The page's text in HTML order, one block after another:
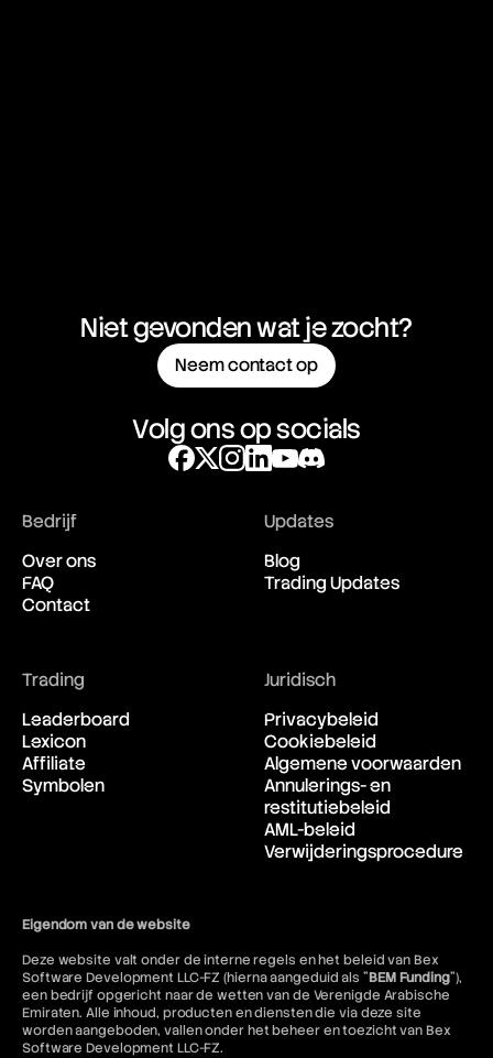
Niet gevonden wat je zocht?
Neem contact op
Volg ons op socials
Bedrijf
Over ons
FAQ
Contact
Updates
Blog
Trading Updates
Trading
Leaderboard
Lexicon
Affiliate
Symbolen
Juridisch
Privacybeleid
Cookiebeleid
Algemene voorwaarden
Annulerings- en
restitutiebeleid
AML-beleid
Verwijderingsprocedure
Eigendom van de website
Deze website valt onder de interne regels en het beleid van Bex
Software Development LLC-FZ (hierna aangeduid als "BEM Funding"),
een bedrijf opgericht naar de wetten van de Verenigde Arabische
Emiraten. Alle inhoud, producten en diensten die via deze site
worden aangeboden, vallen onder het beheer en toezicht van Bex
Software Development LLC-FZ.